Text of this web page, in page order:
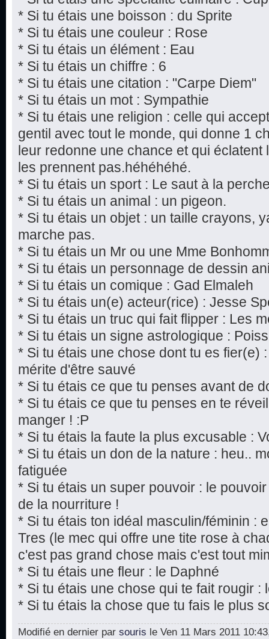
* Si tu étais une boisson : du Sprite
* Si tu étais une couleur : Rose
* Si tu étais un élément : Eau
* Si tu étais un chiffre : 6
* Si tu étais une citation : "Carpe Diem"
* Si tu étais un mot : Sympathie
* Si tu étais une religion : celle qui
gentil avec tout le monde, qui donne 1
leur redonne une chance et qui
les prennent pas.héhéhéhé.
* Si tu étais un sport : Le saut à la
* Si tu étais un animal : un pigeon.
* Si tu étais un objet : un taille crayons,
marche pas.
* Si tu étais un Mr ou une Mme
* Si tu étais un personnage de dessin
* Si tu étais un comique : Gad Elmaleh
* Si tu étais un(e) acteur(rice) : Jesse
* Si tu étais un truc qui fait flipper : Les
* Si tu étais un signe astrologique :
* Si tu étais une chose dont tu es fier(e)
mérite d'être sauvé
* Si tu étais ce que tu penses avant de
* Si tu étais ce que tu penses en te
manger ! :P
* Si tu étais la faute la plus excusable :
* Si tu étais un don de la nature : heu..
fatiguée
* Si tu étais un super pouvoir : le
de la nourriture !
* Si tu étais ton idéal masculin/féminin :
Tres (le mec qui offre une tite rose à
c'est pas grand chose mais c'est tout
* Si tu étais une fleur : le Daphné
* Si tu étais une chose qui te fait rougir :
* Si tu étais la chose que tu fais le plus
Modifié en dernier par souris le Ven 11 Mars 2011